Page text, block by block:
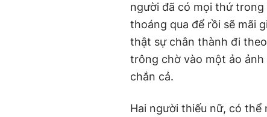
người đã có mọi thứ
thoáng qua để rồi sẽ mãi
thật sự chân thành đi
trông chờ vào một ảo
chắn cả.
Hai người thiếu nữ, có